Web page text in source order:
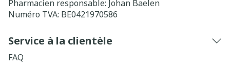
Pharmacien responsable: Johan Baelen
Numéro TVA: BE0421970586
Service à la clientèle
FAQ